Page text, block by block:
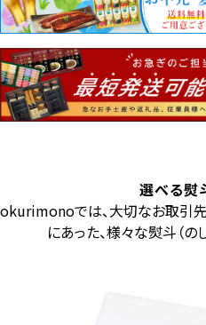
選べる熨
okurimonoでは、大切なお取引
にあった、様々な熨斗（の